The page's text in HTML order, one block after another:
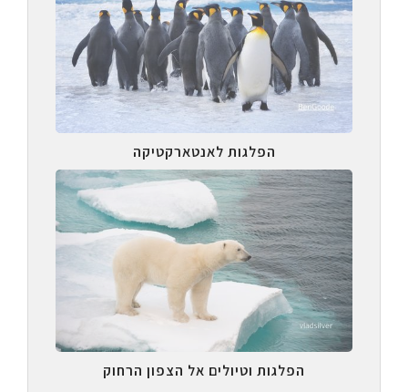
הפלגות לאנטארקטיקה
הפלגות וטיולים אל הצפון הרחוק